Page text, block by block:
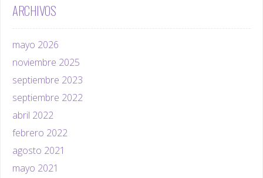
ARCHIVOS
mayo 2026
noviembre 2025
septiembre 2023
septiembre 2022
abril 2022
febrero 2022
agosto 2021
mayo 2021